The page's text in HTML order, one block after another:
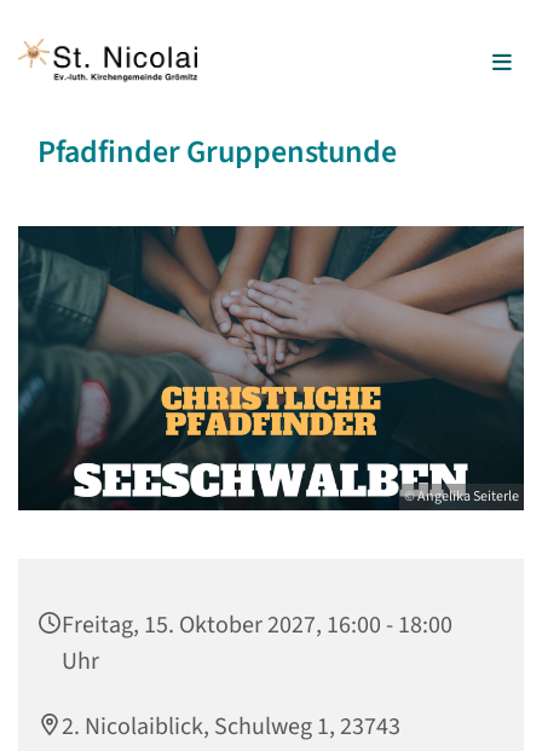
Pfadfinder Gruppenstunde
© Angelika Seiterle
Freitag, 15. Oktober 2027, 16:00 - 18:00
Uhr
2. Nicolaiblick, Schulweg 1, 23743